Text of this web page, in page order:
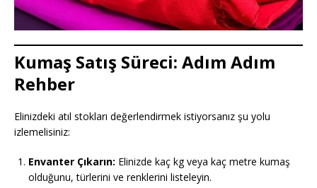
Kumaş Satış Süreci: Adım Adım
Rehber
Elinizdeki atıl stokları değerlendirmek istiyorsanız şu yolu
izlemelisiniz:
Envanter Çıkarın: Elinizde kaç kg veya kaç metre kumaş
olduğunu, türlerini ve renklerini listeleyin.